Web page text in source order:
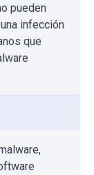
pueden
infección
que